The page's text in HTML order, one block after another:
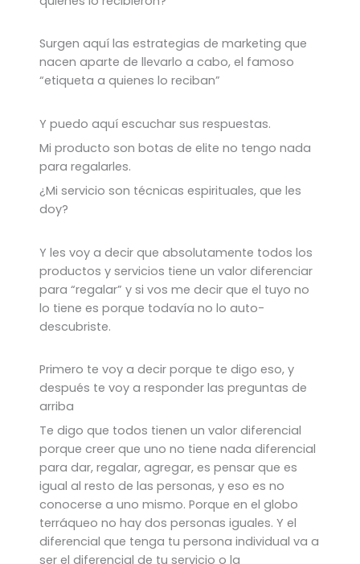
Surgen aquí las estrategias de marketing que
nacen aparte de llevarlo a cabo, el famoso
“etiqueta a quienes lo reciban”
Y puedo aquí escuchar sus respuestas.
Mi producto son botas de elite no tengo nada
para regalarles.
¿Mi servicio son técnicas espirituales, que les
doy?
Y les voy a decir que absolutamente todos los
productos y servicios tiene un valor diferenciar
para “regalar” y si vos me decir que el tuyo no
lo tiene es porque todavía no lo auto-
descubriste.
Primero te voy a decir porque te digo eso, y
después te voy a responder las preguntas de
arriba
Te digo que todos tienen un valor diferencial
porque creer que uno no tiene nada diferencial
para dar, regalar, agregar, es pensar que es
igual al resto de las personas, y eso es no
conocerse a uno mismo. Porque en el globo
terráqueo no hay dos personas iguales. Y el
diferencial que tenga tu persona individual va a
ser el diferencial de tu servicio o la